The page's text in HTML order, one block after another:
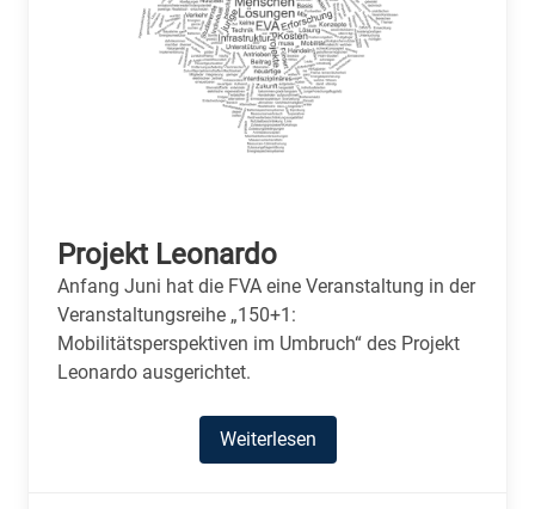
Projekt Leonardo
Anfang Juni hat die FVA eine Veranstaltung in der
Veranstaltungsreihe „150+1:
Mobilitätsperspektiven im Umbruch“ des Projekt
Leonardo ausgerichtet.
Weiterlesen